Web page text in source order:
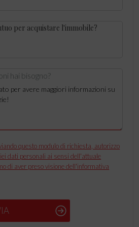
per acquistare l'immobile?
hai bisogno?
questo modulo di richiesta, autorizzo
dati personali ai sensi dell'attuale
di aver preso visione dell'informativa